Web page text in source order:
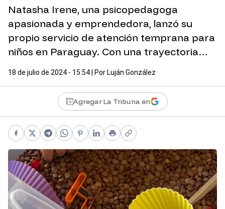
Natasha Irene, una psicopedagoga
apasionada y emprendedora, lanzó su
propio servicio de atención temprana para
niños en Paraguay. Con una trayectoria…
18 de julio de 2024 - 15:54 | Por Luján González
Agregar La Tribuna en
Facebook
X Telegram
WhatsApp
Pinterest
LinkedIn
PrintCopy link